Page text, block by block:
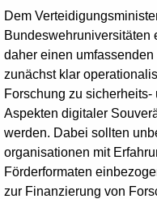
Dem
Bundeswehruniversitäten
daher einen
zunächst klar
Forschung zu
Aspekten digitaler
werden. Dabei sollten
organisationen mit
Förderformaten
zur Finanzierung von